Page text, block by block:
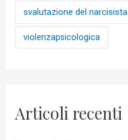
svalutazione del narcisista
violenzapsicologica
Articoli recenti